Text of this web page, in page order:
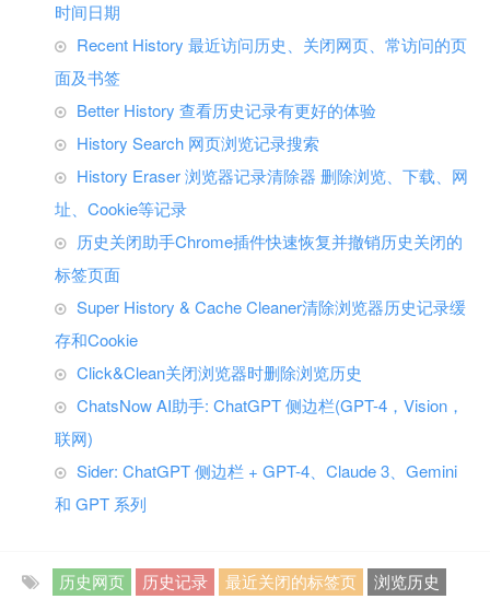
时间日期
Recent History 最近访问历史、关闭网页、常访问的页
面及书签
Better History 查看历史记录有更好的体验
History Search 网页浏览记录搜索
History Eraser 浏览器记录清除器 删除浏览、下载、网
址、Cookie等记录
历史关闭助手Chrome插件快速恢复并撤销历史关闭的
标签页面
Super History & Cache Cleaner清除浏览器历史记录缓
存和Cookie
Click&Clean关闭浏览器时删除浏览历史
ChatsNow AI助手: ChatGPT 侧边栏(GPT-4，Vision，
联网)
Sider: ChatGPT 侧边栏 + GPT-4、Claude 3、Gemini
和 GPT 系列
历史网页 历史记录 最近关闭的标签页 浏览历史